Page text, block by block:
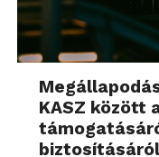
KASZ között
biztosításáról